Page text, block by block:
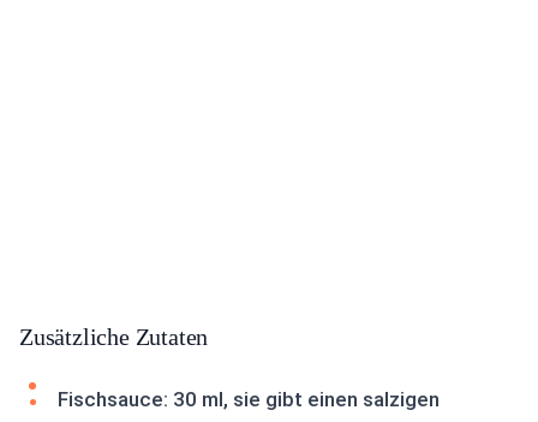
Zusätzliche Zutaten
Fischsauce: 30 ml, sie gibt einen salzigen